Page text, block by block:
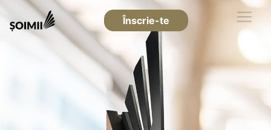
Înscrie-te